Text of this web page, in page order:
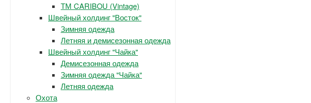
ТМ CARIBOU (Vintage)
Швейный холдинг "Восток"
Зимняя одежда
Летняя и демисезонная одежда
Швейный холдинг "Чайка"
Демисезонная одежда
Зимняя одежда "Чайка"
Летняя одежда
Охота